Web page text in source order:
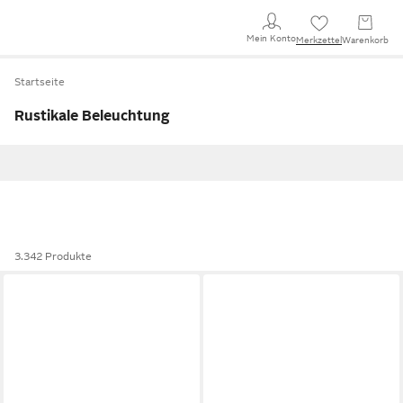
Mein KontoMerkzettel Warenkorb
Startseite
Rustikale Beleuchtung
3.342 Produkte